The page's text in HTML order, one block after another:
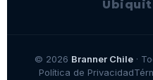
© 2026 Branner Chile·
Política de Privacidad